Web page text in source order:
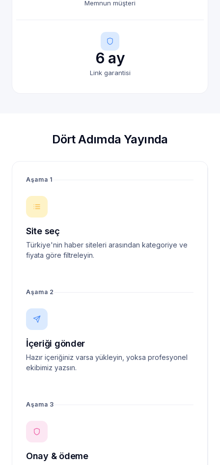
Memnun müşteri
6 ay
Link garantisi
Dört Adımda Yayında
Aşama 1
Site seç
Türkiye'nin haber siteleri arasından kategoriye ve
fiyata göre filtreleyin.
Aşama 2
İçeriği gönder
Hazır içeriğiniz varsa yükleyin, yoksa profesyonel
ekibimiz yazsın.
Aşama 3
Onay & ödeme